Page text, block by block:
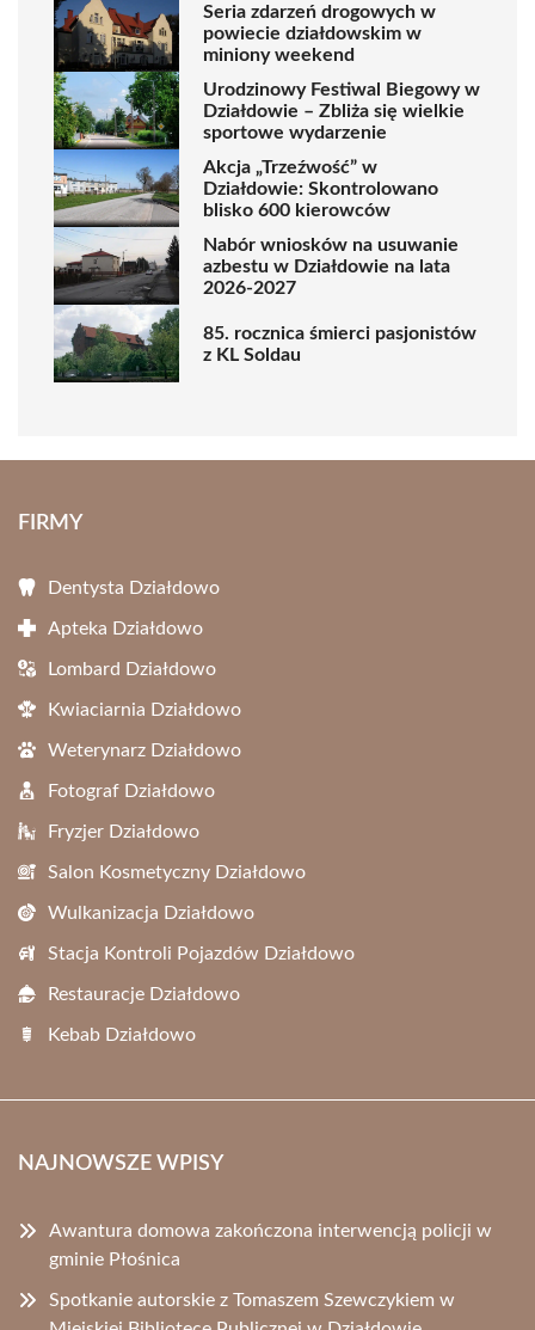
Seria zdarzeń drogowych w
powiecie działdowskim w
miniony weekend
Urodzinowy Festiwal Biegowy w
Działdowie – Zbliża się wielkie
sportowe wydarzenie
Akcja „Trzeźwość” w
Działdowie: Skontrolowano
blisko 600 kierowców
Nabór wniosków na usuwanie
azbestu w Działdowie na lata
2026-2027
85. rocznica śmierci pasjonistów
z KL Soldau
FIRMY
Dentysta Działdowo
Apteka Działdowo
Lombard Działdowo
Kwiaciarnia Działdowo
Weterynarz Działdowo
Fotograf Działdowo
Fryzjer Działdowo
Salon Kosmetyczny Działdowo
Wulkanizacja Działdowo
Stacja Kontroli Pojazdów Działdowo
Restauracje Działdowo
Kebab Działdowo
NAJNOWSZE WPISY
Awantura domowa zakończona interwencją policji w
gminie Płośnica
Spotkanie autorskie z Tomaszem Szewczykiem w